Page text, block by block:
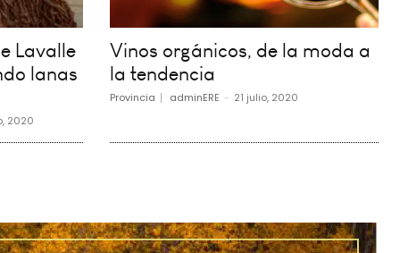
Lavalle
lanas
2020
Vinos orgánicos, de la moda a
la tendencia
Provincia adminERE - 21 julio, 2020